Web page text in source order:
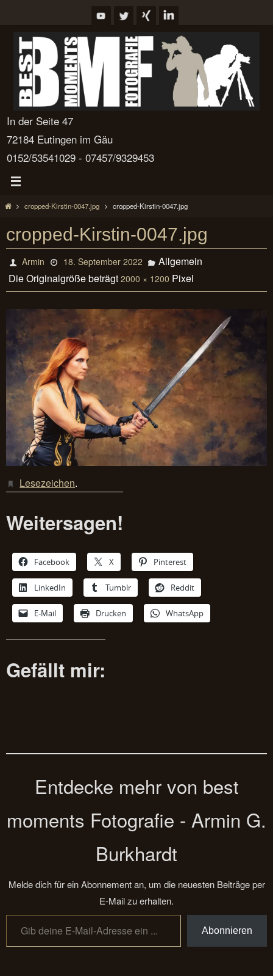
springen
In der Seite 47
72184 Eutingen im Gäu
0152/53541029 - 07457/9329453
Startcropped-Kirstin-0047.jpg cropped-Kirstin-0047.jpg
cropped-Kirstin-0047.jpg
Armin 18. September 2022
Allgemein
Die Originalgröße beträgt 2000 × 1200 Pixel
Lesezeichen.
Weitersagen!
Facebook X Pinterest
LinkedIn Tumblr Reddit
E-Mail Drucken WhatsApp
Gefällt mir:
Entdecke mehr von best
moments Fotografie - Armin G.
Burkhardt
Melde dich für ein Abonnement an, um die neuesten Beiträge per
E-Mail zu erhalten.
Gib deine E-Mail-Adresse ein ...
Abonnieren